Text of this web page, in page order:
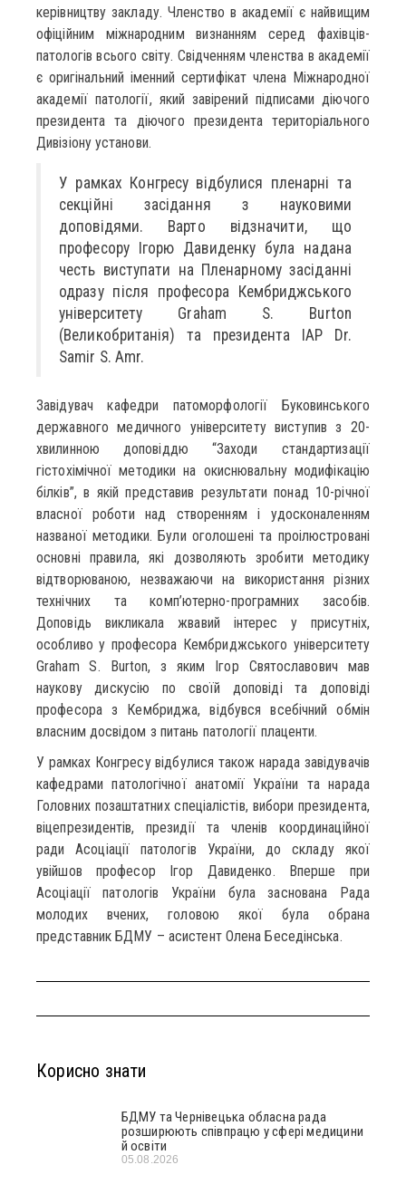
керівництву закладу. Членство в академії є найвищим
офіційним міжнародним визнанням серед фахівців-
патологів всього світу. Свідченням членства в академії
є оригінальний іменний сертифікат члена Міжнародної
академії патології, який завірений підписами діючого
президента та діючого президента територіального
Дивізіону установи.
У рамках Конгресу відбулися пленарні та
секційні засідання з науковими
доповідями. Варто відзначити, що
професору Ігорю Давиденку була надана
честь виступати на Пленарному засіданні
одразу після професора Кембриджського
університету Graham S. Burton
(Великобританія) та президента IAP Dr.
Samir S. Amr.
Завідувач кафедри патоморфології Буковинського
державного медичного університету виступив з 20-
хвилинною доповіддю “Заходи стандартизації
гістохімічної методики на окиснювальну модифікацію
білків”, в якій представив результати понад 10-річної
власної роботи над створенням і удосконаленням
названої методики. Були оголошені та проілюстровані
основні правила, які дозволяють зробити методику
відтворюваною, незважаючи на використання різних
технічних та комп’ютерно-програмних засобів.
Доповідь викликала жвавий інтерес у присутніх,
особливо у професора Кембриджського університету
Graham S. Burton, з яким Ігор Святославович мав
наукову дискусію по своїй доповіді та доповіді
професора з Кембриджа, відбувся всебічний обмін
власним досвідом з питань патології плаценти.
У рамках Конгресу відбулися також нарада завідувачів
кафедрами патологічної анатомії України та нарада
Головних позаштатних спеціалістів, вибори президента,
віцепрезидентів, президії та членів координаційної
ради Асоціації патологів України, до складу якої
увійшов професор Ігор Давиденко. Вперше при
Асоціації патологів України була заснована Рада
молодих вчених, головою якої була обрана
представник БДМУ – асистент Олена Беседінська.
Корисно знати
БДМУ та Чернівецька обласна рада
розширюють співпрацю у сфері медицини
й освіти
05.08.2026